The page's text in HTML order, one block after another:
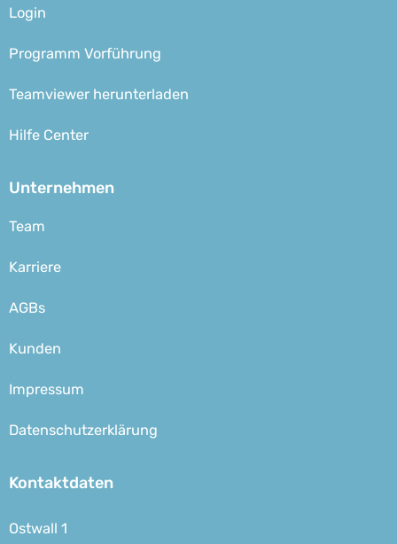
Login
Programm Vorführung
Teamviewer herunterladen
Hilfe Center
Unternehmen
Team
Karriere
AGBs
Kunden
Impressum
Datenschutzerklärung
Kontaktdaten
Ostwall 1